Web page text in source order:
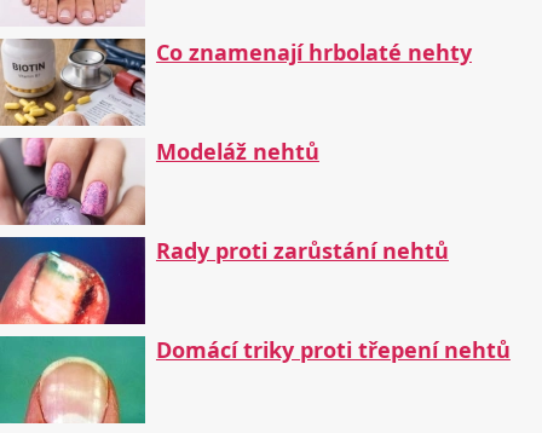
Co znamenají hrbolaté nehty
Modeláž nehtů
Rady proti zarůstání nehtů
Domácí triky proti třepení nehtů